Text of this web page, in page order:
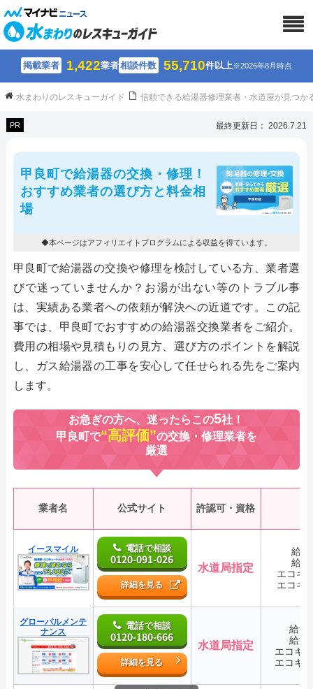
掲載業者 1,422業者相談件数 55,710件以上※2026年8月時点
水まわりのレスキューガイド 信頼できる給湯器修理業者・水道屋が見つか
PR 最終更新日： 2026.7.21
甲良町で給湯器の交換・修理！
おすすめ業者の選び方と料金相
場
◆本ページはアフィリエイトプログラムによる収益を得ています。
甲良町で給湯器の交換や修理を検討している方、業者選
びで迷っていませんか？お湯が出ない等のトラブル事
は、実績ある業者への依頼が解決への近道です。この記
事では、甲良町でおすすめの給湯器交換業者をご紹介。
費用の相場や見積もりの見方、選び方のポイントを解説
し、ガス給湯器の工事を安心して任せられる先をご案内
します。
お急ぎの方へ、迷ったらこの5社！
甲良町で“高評価”の交換・修理業者を
厳選
業者名 公式サイト 許認可・資格
イースマイル 電話で相談
0120-091-026
詳細を見る
水道局指定
給
給
エコキ
エコキ
グローバルメンテ
ナンス
電話で相談
0120-180-666
詳細を見る
水道局指定
給湯
給湯
エコキ
エコキ